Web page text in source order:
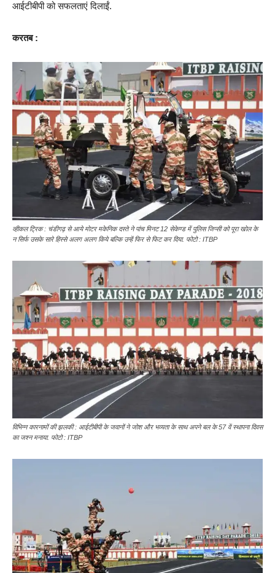
आईटीबीपी को सफलताएं दिलाईं.
करतब :
व्हीकल ट्रिक : चंडीगढ़ से आये मोटर मकेनिक दस्ते ने पांच मिनट 12 सेकेण्ड में पुलिस जिप्सी को पूरा खोल के
न सिर्फ उसके सारे हिस्से अलग अलग किये बल्कि उन्हें फिर से फिट कर दिया. फोटो : ITBP
विभिन्न कारनामों की झलकी : आईटीबीपी के जवानों ने जोश और भव्यता के साथ अपने बल के 57 वें स्थापना दिवस
का जश्न मनाया. फोटो : ITBP